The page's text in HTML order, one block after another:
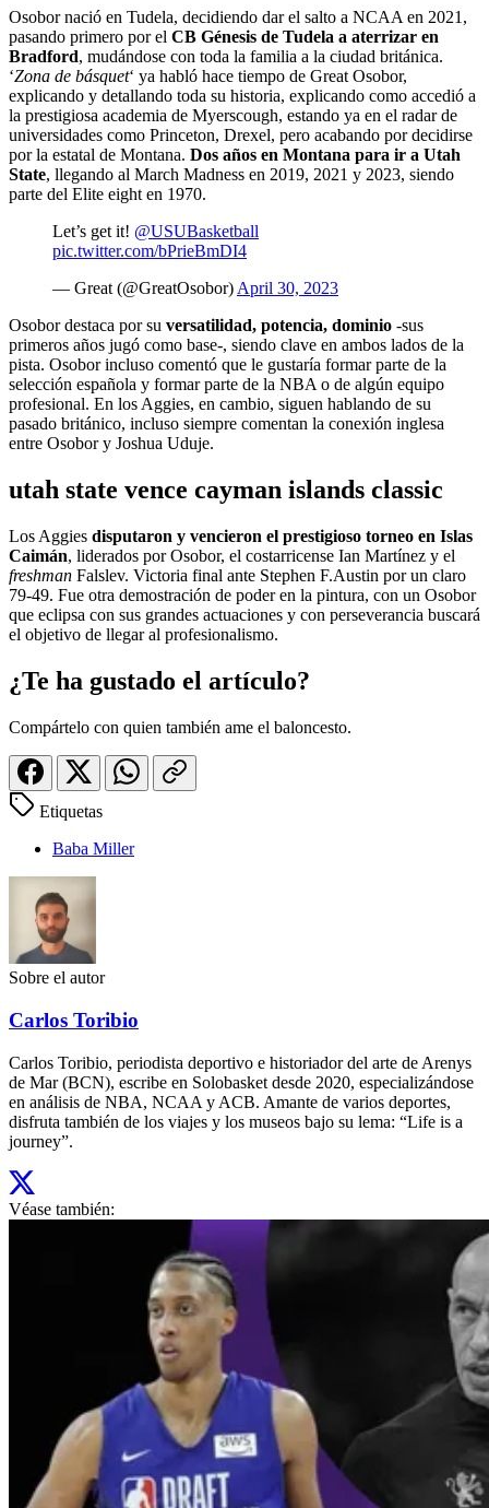
Osobor nació en Tudela, decidiendo dar el salto a NCAA en 2021,
pasando primero por el CB Génesis de Tudela a aterrizar en
Bradford, mudándose con toda la familia a la ciudad británica.
‘Zona de básquet‘ ya habló hace tiempo de Great Osobor,
explicando y detallando toda su historia, explicando como accedió a
la prestigiosa academia de Myerscough, estando ya en el radar de
universidades como Princeton, Drexel, pero acabando por decidirse
por la estatal de Montana. Dos años en Montana para ir a Utah
State, llegando al March Madness en 2019, 2021 y 2023, siendo
parte del Elite eight en 1970.
Let’s get it! @USUBasketball
pic.twitter.com/bPrieBmDI4
— Great (@GreatOsobor)April 30, 2023
Osobor destaca por su versatilidad, potencia, dominio -sus
primeros años jugó como base-, siendo clave en ambos lados de la
pista. Osobor incluso comentó que le gustaría formar parte de la
selección española y formar parte de la NBA o de algún equipo
profesional. En los Aggies, en cambio, siguen hablando de su
pasado británico, incluso siempre comentan la conexión inglesa
entre Osobor y Joshua Uduje.
utah state vence cayman islands classic
Los Aggies disputaron y vencieron el prestigioso torneo en Islas
Caimán, liderados por Osobor, el costarricense Ian Martínez y el
freshman Falslev. Victoria final ante Stephen F.Austin por un claro
79-49. Fue otra demostración de poder en la pintura, con un Osobor
que eclipsa con sus grandes actuaciones y con perseverancia buscará
el objetivo de llegar al profesionalismo.
¿Te ha gustado el artículo?
Compártelo con quien también ame el baloncesto.
Etiquetas
Baba Miller
Sobre el autor
Carlos Toribio
Carlos Toribio, periodista deportivo e historiador del arte de Arenys
de Mar (BCN), escribe en Solobasket desde 2020, especializándose
en análisis de NBA, NCAA y ACB. Amante de varios deportes,
disfruta también de los viajes y los museos bajo su lema: “Life is a
journey”.
Véase también: